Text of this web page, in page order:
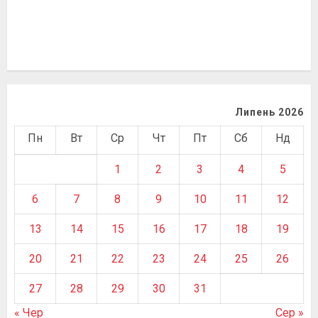
Липень 2026
Пн Вт Ср Чт Пт Сб Нд
1 2 3 4 5
6 7 8 9 10 11 12
13 14 15 16 17 18 19
20 21 22 23 24 25 26
27 28 29 30
31
« Чер
Сер »